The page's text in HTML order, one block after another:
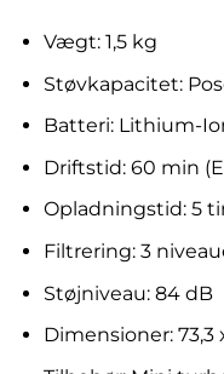
Vægt: 1,5 kg
Støvkapacitet:
Batteri: Lithium-
Driftstid: 60 min
Opladningstid: 5
Filtrering: 3
Støjniveau: 84 dB
Dimensioner: 73,3